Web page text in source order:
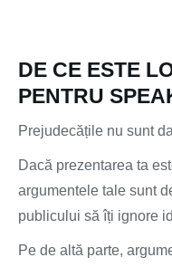
DE CE ESTE
PENTRU
Prejudecățile nu sunt
Dacă prezentarea ta
argumentele tale sunt
publicului să îți ignore
Pe de altă parte,